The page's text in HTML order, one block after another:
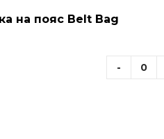
на пояс Belt Bag
-